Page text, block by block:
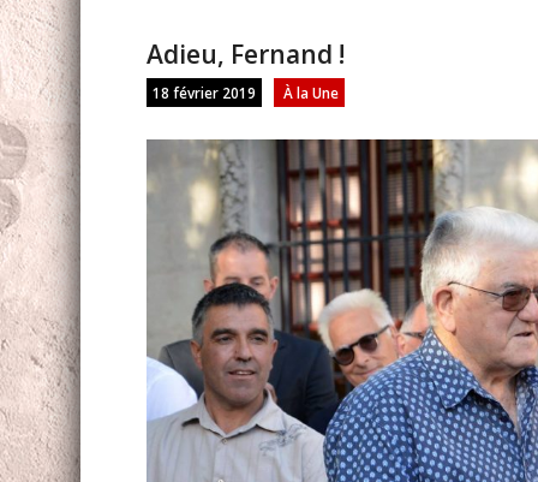
Adieu, Fernand !
18 février 2019 À la Une